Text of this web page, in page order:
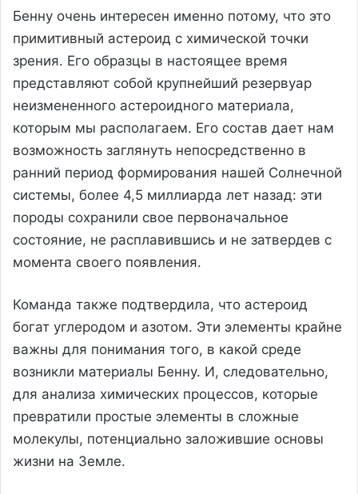
Бенну очень интересен именно потому, что это
примитивный астероид с химической точки
зрения. Его образцы в настоящее время
представляют собой крупнейший резервуар
неизмененного астероидного материала,
которым мы располагаем. Его состав дает нам
возможность заглянуть непосредственно в
ранний период формирования нашей Солнечной
системы, более 4,5 миллиарда лет назад: эти
породы сохранили свое первоначальное
состояние, не расплавившись и не затвердев с
момента своего появления.
Команда также подтвердила, что астероид
богат углеродом и азотом. Эти элементы крайне
важны для понимания того, в какой среде
возникли материалы Бенну. И, следовательно,
для анализа химических процессов, которые
превратили простые элементы в сложные
молекулы, потенциально заложившие основы
жизни на Земле.